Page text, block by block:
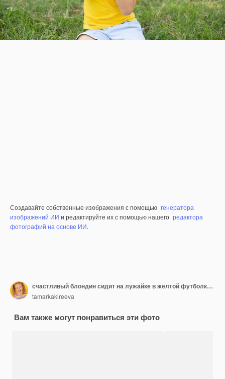
Создавайте собственные изображения с помощью генератора
изображений ИИ и редактируйте их с помощью нашего редактора
фотографий на основе ИИ.
счастливый блондин сидит на лужайке в желтой футболке и кусает зеленое яблоко
tamarkakireeva
Вам также могут понравиться эти фото